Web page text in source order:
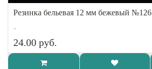
Резинка бельевая 12 мм бежевый №126
..
24.00 руб.